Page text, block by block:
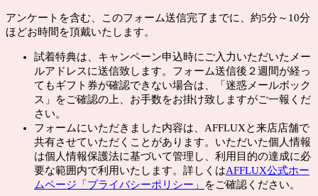
アンケートを含む、このフォーム送信完了までに、約5分～10分
ほどお時間を頂戴いたします。
試着特典は、キャンペーン申込時にご入力いただいたメー
ルアドレスに送信致します。フォーム送信後２週間が経っ
てもギフト券が確認できない場合は、「迷惑メールボック
ス」をご確認の上、お手数をお掛け致しますがご一報くだ
さい。
フォームにいただきました内容は、AFFLUXと来店店舗で
共有させていただくことがあります。いただいた個人情報
は個人情報保護法に基づいて管理し、利用目的の達成に必
要な範囲内で利用いたします。詳しくはAFFLUX公式ホー
ムページ「プライバシーポリシー」
をご確認ください。